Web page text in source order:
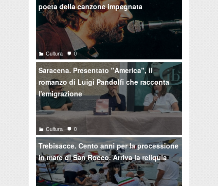
poeta della canzone impegnata
Cultura 0
Saracena. Presentato "America", il
romanzo di Luigi Pandolfi che racconta
l'emigrazione
Cultura 0
Trebisacce. Cento anni per la processione
in mare di San Rocco. Arriva la reliquia